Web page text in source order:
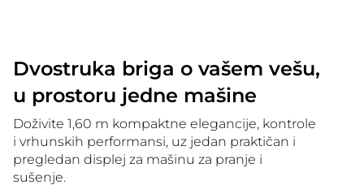
Dvostruka briga o vašem vešu,
u prostoru jedne mašine
Doživite 1,60 m kompaktne elegancije, kontrole
i vrhunskih performansi, uz jedan praktičan i
pregledan displej za mašinu za pranje i
sušenje.